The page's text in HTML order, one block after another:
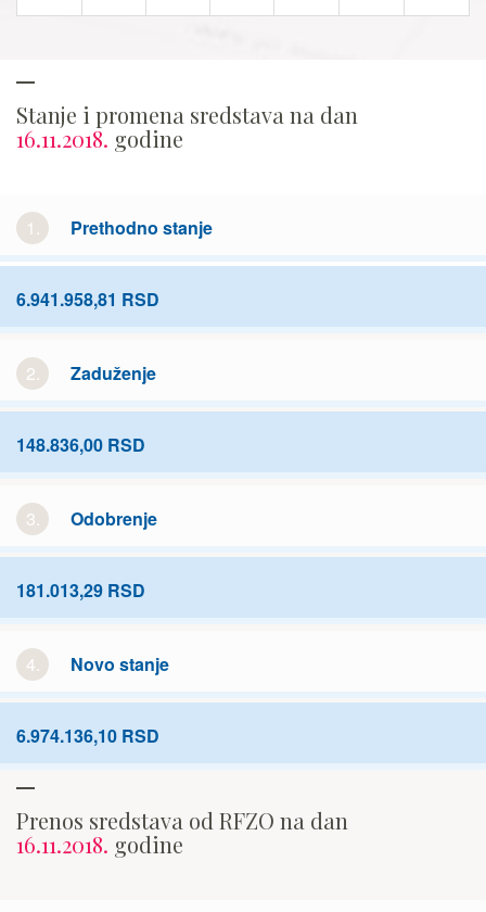
Stanje i promena sredstava na dan
16.11.2018. godine
1. Prethodno stanje
6.941.958,81 RSD
2. Zaduženje
148.836,00 RSD
3. Odobrenje
181.013,29 RSD
4. Novo stanje
6.974.136,10 RSD
Prenos sredstava od RFZO na dan
16.11.2018. godine